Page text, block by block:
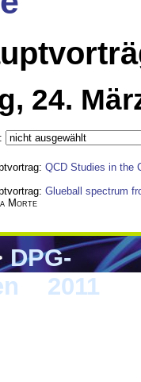
24.
QCD Studies in the
Glueball spectrum
Morte
DPG-
2011